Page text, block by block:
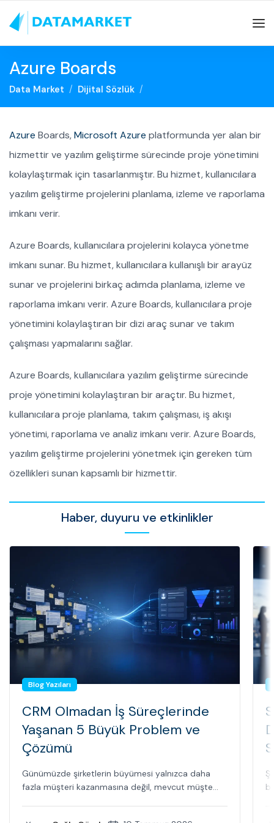
Azure Boards
Data Market Dijital Sözlük
Azure Boards,Microsoft Azure platformunda yer alan bir
hizmettir ve yazılım geliştirme sürecinde proje yönetimini
kolaylaştırmak için tasarlanmıştır. Bu hizmet, kullanıcılara
yazılım geliştirme projelerini planlama, izleme ve raporlama
imkanı verir.
Azure Boards, kullanıcılara projelerini kolayca yönetme
imkanı sunar. Bu hizmet, kullanıcılara kullanışlı bir arayüz
sunar ve projelerini birkaç adımda planlama, izleme ve
raporlama imkanı verir. Azure Boards, kullanıcılara proje
yönetimini kolaylaştıran bir dizi araç sunar ve takım
çalışması yapmalarını sağlar.
Azure Boards, kullanıcılara yazılım geliştirme sürecinde
proje yönetimini kolaylaştıran bir araçtır. Bu hizmet,
kullanıcılara proje planlama, takım çalışması, iş akışı
yönetimi, raporlama ve analiz imkanı verir. Azure Boards,
yazılım geliştirme projelerini yönetmek için gereken tüm
özellikleri sunan kapsamlı bir hizmettir.
Haber, duyuru ve etkinlikler
Blog Yazıları
CRM Olmadan İş Süreçlerinde
Yaşanan 5 Büyük Problem ve
Çözümü
Günümüzde şirketlerin büyümesi yalnızca daha
fazla müşteri kazanmasına değil, mevcut müşte...